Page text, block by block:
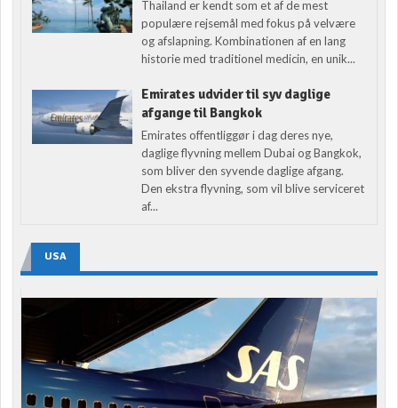
Thailand er kendt som et af de mest
populære rejsemål med fokus på velvære
og afslapning. Kombinationen af en lang
historie med traditionel medicin, en unik...
Emirates udvider til syv daglige
afgange til Bangkok
Emirates offentliggør i dag deres nye,
daglige flyvning mellem Dubai og Bangkok,
som bliver den syvende daglige afgang.
Den ekstra flyvning, som vil blive serviceret
af...
USA